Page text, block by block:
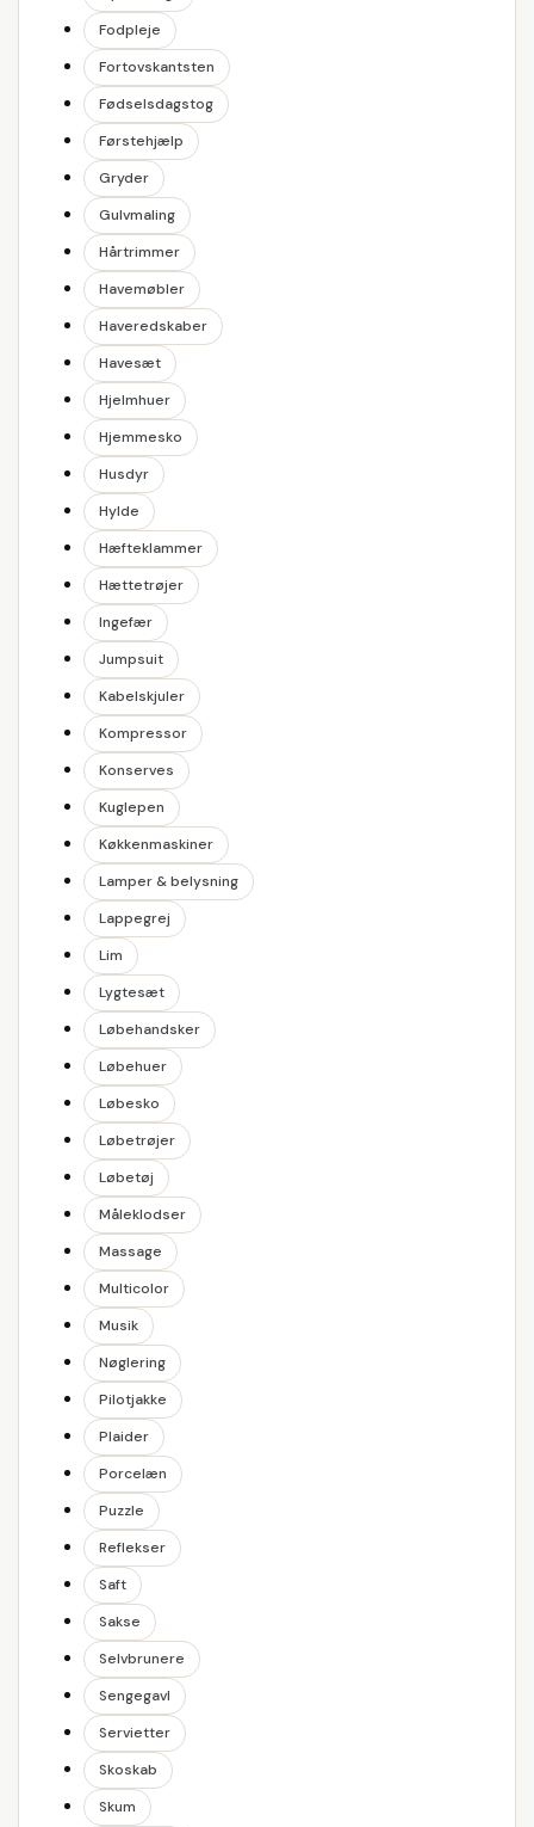
Fodpleje
Fortovskantsten
Fødselsdagstog
Førstehjælp
Gryder
Gulvmaling
Hårtrimmer
Havemøbler
Haveredskaber
Havesæt
Hjelmhuer
Hjemmesko
Husdyr
Hylde
Hæfteklammer
Hættetrøjer
Ingefær
Jumpsuit
Kabelskjuler
Kompressor
Konserves
Kuglepen
Køkkenmaskiner
Lamper & belysning
Lappegrej
Lim
Lygtesæt
Løbehandsker
Løbehuer
Løbesko
Løbetrøjer
Løbetøj
Måleklodser
Massage
Multicolor
Musik
Nøglering
Pilotjakke
Plaider
Porcelæn
Puzzle
Reflekser
Saft
Sakse
Selvbrunere
Sengegavl
Servietter
Skoskab
Skum